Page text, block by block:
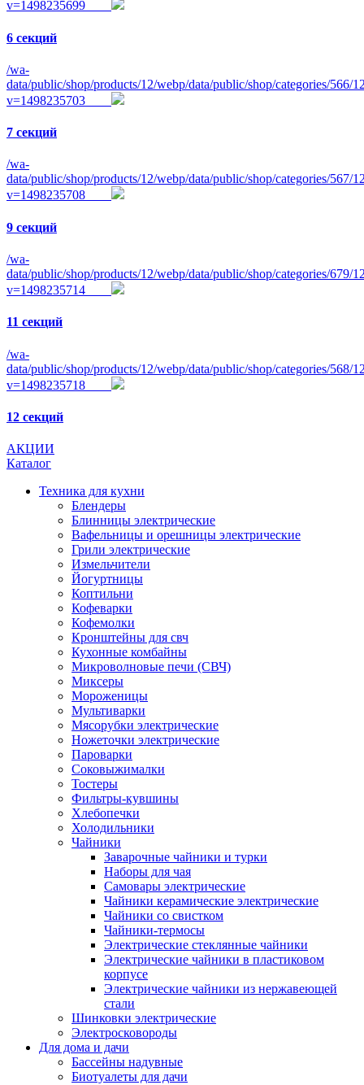
v=1498235699
6 секций
/wa-
data/public/shop/products/12/webp/data/public/shop/categories/566/
v=1498235703
7 секций
/wa-
data/public/shop/products/12/webp/data/public/shop/categories/567/
v=1498235708
9 секций
/wa-
data/public/shop/products/12/webp/data/public/shop/categories/679/
v=1498235714
11 секций
/wa-
data/public/shop/products/12/webp/data/public/shop/categories/568/
v=1498235718
12 секций
АКЦИИ
Каталог
Техника для кухни
Блендеры
Блинницы электрические
Вафельницы и орешницы электрические
Грили электрические
Измельчители
Йогуртницы
Коптильни
Кофеварки
Кофемолки
Кронштейны для свч
Кухонные комбайны
Микроволновые печи (СВЧ)
Миксеры
Мороженицы
Мультиварки
Мясорубки электрические
Ножеточки электрические
Пароварки
Соковыжималки
Тостеры
Фильтры-кувшины
Хлебопечки
Холодильники
Чайники
Заварочные чайники и турки
Наборы для чая
Самовары электрические
Чайники керамические электрические
Чайники со свистком
Чайники-термосы
Электрические стеклянные чайники
Электрические чайники в пластиковом
корпусе
Электрические чайники из нержавеющей
стали
Шинковки электрические
Электросковороды
Для дома и дачи
Бассейны надувные
Биотуалеты для дачи